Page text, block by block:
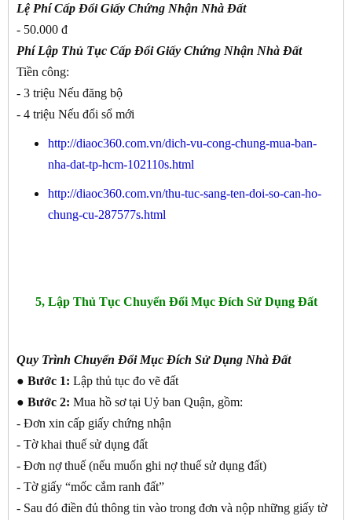
Lệ Phí Cấp Đổi Giấy Chứng Nhận Nhà Đất
- 50.000 đ
Phí Lập Thủ Tục Cấp Đổi Giấy Chứng Nhận Nhà Đất
Tiền công:
- 3 triệu Nếu đăng bộ
- 4 triệu Nếu đổi sổ mới
http://diaoc360.com.vn/dich-vu-cong-chung-mua-ban-
nha-dat-tp-hcm-102110s.html
http://diaoc360.com.vn/thu-tuc-sang-ten-doi-so-can-ho-
chung-cu-287577s.html
5, Lập Thủ Tục Chuyển Đổi Mục Đích Sử Dụng Đất
Quy Trình Chuyển Đổi Mục Đích Sử Dụng Nhà Đất
● Bước 1: Lập thủ tục đo vẽ đất
● Bước 2: Mua hồ sơ tại Uỷ ban Quận, gồm:
- Đơn xin cấp giấy chứng nhận
- Tờ khai thuế sử dụng đất
- Đơn nợ thuế (nếu muốn ghi nợ thuế sử dụng đất)
- Tờ giấy “mốc cắm ranh đất”
- Sau đó điền đủ thông tin vào trong đơn và nộp những giấy tờ